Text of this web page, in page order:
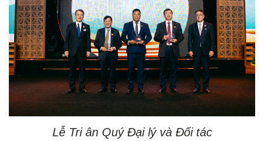
Lễ Tri ân Quý Đại lý và Đối tác